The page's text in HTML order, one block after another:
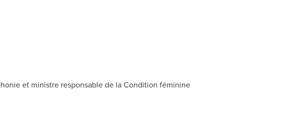
et ministre responsable de la Condition féminine